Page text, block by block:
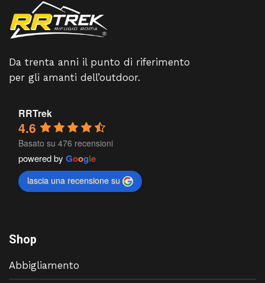
Da trenta anni il punto di riferimento
per gli amanti dell’outdoor.
RRTrek
4.6
Basato su 476 recensioni
powered by Google
lascia una recensione su
Shop
Abbigliamento